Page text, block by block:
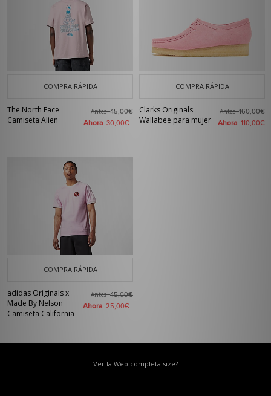
COMPRA RÁPIDA
The North Face
Camiseta Alien
Antes45,00€
Ahora 30,00€
COMPRA RÁPIDA
Clarks Originals
Wallabee para mujer
Antes160,00€
Ahora 110,00€
COMPRA RÁPIDA
adidas Originals x
Made By Nelson
Camiseta California
Antes45,00€
Ahora 25,00€
Ver la Web completa size?